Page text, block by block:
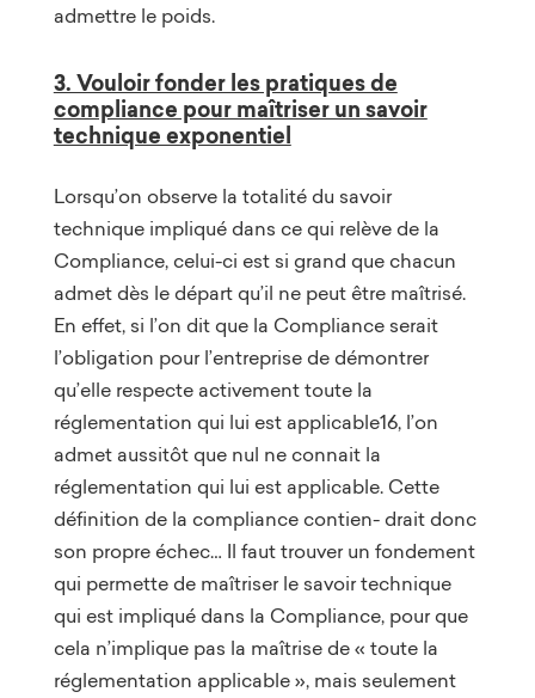
admettre le poids.
3. Vouloir fonder les pratiques de
compliance pour maîtriser un savoir
technique exponentiel
Lorsqu’on observe la totalité du savoir
technique impliqué dans ce qui relève de la
Compliance, celui-ci est si grand que chacun
admet dès le départ qu’il ne peut être maîtrisé.
En effet, si l’on dit que la Compliance serait
l’obligation pour l’entreprise de démontrer
qu’elle respecte activement toute la
réglementation qui lui est applicable16, l’on
admet aussitôt que nul ne connait la
réglementation qui lui est applicable. Cette
définition de la compliance contien- drait donc
son propre échec… Il faut trouver un fondement
qui permette de maîtriser le savoir technique
qui est impliqué dans la Compliance, pour que
cela n’implique pas la maîtrise de « toute la
réglementation applicable », mais seulement